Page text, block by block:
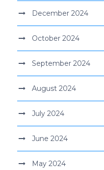
December 2024
October 2024
September 2024
August 2024
July 2024
June 2024
May 2024